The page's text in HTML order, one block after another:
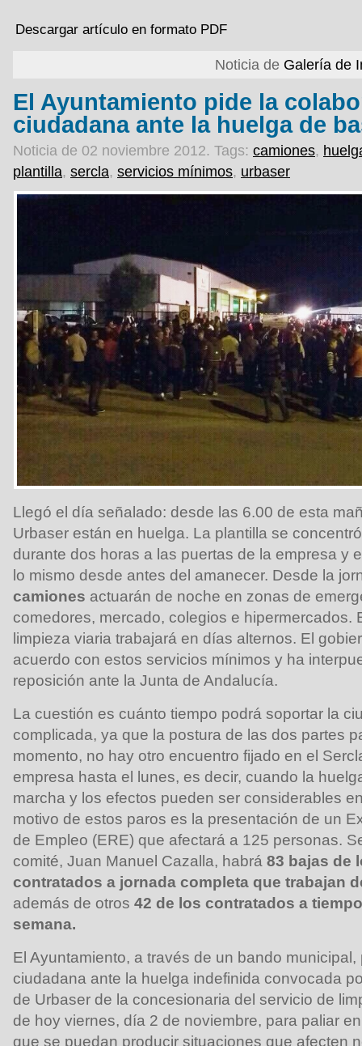
Descargar artículo en formato PDF
Noticia de Galería de
El Ayuntamiento pide la
ciudadana ante la huelga de
Noticia de 02 noviembre 2012. Tags: camiones,
plantilla, sercla, servicios mínimos, urbaser
Llegó el día señalado: desde las 6.00 de esta
Urbaser están en huelga. La plantilla se
durante dos horas a las puertas de la empresa y
lo mismo desde antes del amanecer. Desde la
camiones actuarán de noche en zonas de
comedores, mercado, colegios e hipermercados.
limpieza viaria trabajará en días alternos. El
acuerdo con estos servicios mínimos y ha
reposición ante la Junta de Andalucía.
La cuestión es cuánto tiempo podrá soportar la
complicada, ya que la postura de las dos partes
momento, no hay otro encuentro fijado en el
empresa hasta el lunes, es decir, cuando la
marcha y los efectos pueden ser considerables
motivo de estos paros es la presentación de un
de Empleo (ERE) que afectará a 125 personas.
comité, Juan Manuel Cazalla, habrá 83 bajas de
contratados a jornada completa que trabajan
además de otros 42 de los contratados a
semana.
El Ayuntamiento, a través de un bando
ciudadana ante la huelga indefinida convocada
de Urbaser de la concesionaria del servicio de
de hoy viernes, día 2 de noviembre, para paliar
que se puedan producir situaciones que afecten